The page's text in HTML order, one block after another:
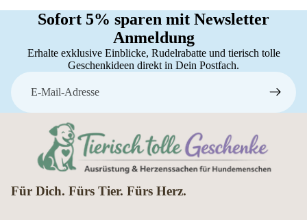
Sofort 5% sparen mit Newsletter
Anmeldung
Erhalte exklusive Einblicke, Rudelrabatte und tierisch tolle
Geschenkideen direkt in Dein Postfach.
E-Mail
Für Dich. Fürs Tier. Fürs Herz.